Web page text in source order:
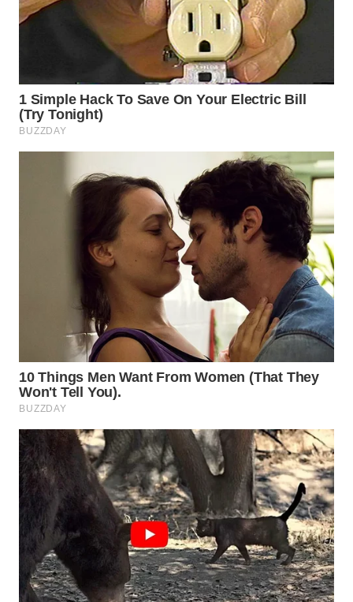
INDRAMAYU
KUNINGAN
WN
PURWAKARTA
WN
PRIANGAN
TIMUR
WN
SEMARANG
WN
SOLO
WN
BOROBUDUR